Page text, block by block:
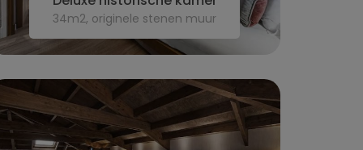
34m2, originele stenen muur